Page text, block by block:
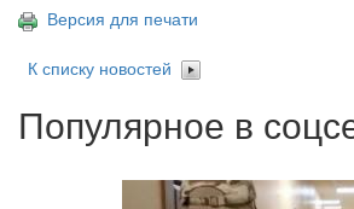
Версия для печати
К списку новостей
Популярное в